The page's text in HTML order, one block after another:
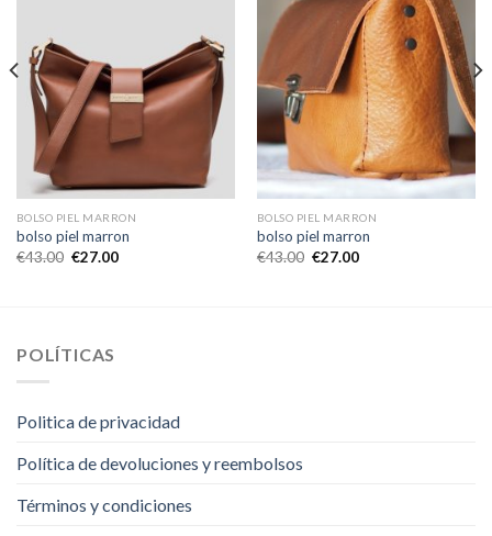
BOLSO PIEL MARRON
bolso piel marron
€43.00 €27.00
BOLSO PIEL MARRON
bolso piel marron
€43.00 €27.00
POLÍTICAS
Politica de privacidad
Política de devoluciones y reembolsos
Términos y condiciones